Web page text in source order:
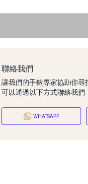
聯絡我們
讓我們的手錶專家協助你尋
可以通過以下方式聯絡我們
WHATSAPP